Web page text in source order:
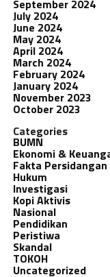
September 2024
July 2024
June 2024
May 2024
April 2024
March 2024
February 2024
January 2024
November 2023
October 2023
Categories
BUMN
Ekonomi &
Fakta Persidangan
Hukum
Investigasi
Kopi Aktivis
Nasional
Pendidikan
Peristiwa
Skandal
TOKOH
Uncategorized